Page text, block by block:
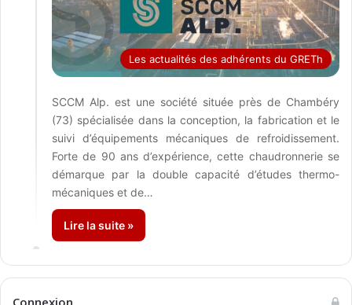
Les actualités des adhérents du GRETh
SCCM Alp. est une société située près de Chambéry
(73) spécialisée dans la conception, la fabrication et le
suivi d’équipements mécaniques de refroidissement.
Forte de 90 ans d’expérience, cette chaudronnerie se
démarque par la double capacité d’études thermo-
mécaniques et de…
Lire la suite »